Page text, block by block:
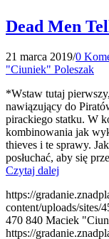
Dead Men
21 marca 2019/0
"Ciuniek" Poleszak
*Wstaw tutaj
nawiązujący do
pirackiego statku. W
kombinowania jak
thieves i te sprawy.
posłuchać, aby się
Czytaj dalej
https://
content/uploads/sites/
470 840 Maciek
https://